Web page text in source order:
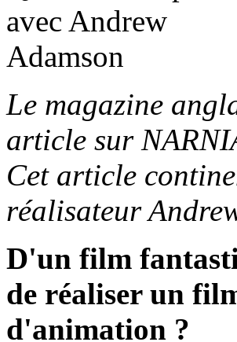
Le magazine
article sur
Cet article
réalisateur
D'un film
de réaliser un
d'animation ?